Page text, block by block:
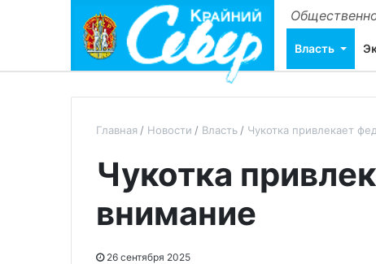
Власть
Главная Новости Власть Чукотка привлекает
Чукотка
внимание
26 сентября 2025